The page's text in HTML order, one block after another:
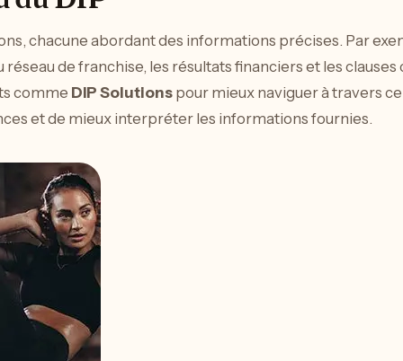
chacune abordant des informations précises. Par
de franchise, les résultats financiers et les
comme DIP Solutions pour mieux naviguer à travers
et de mieux interpréter les informations fournies.